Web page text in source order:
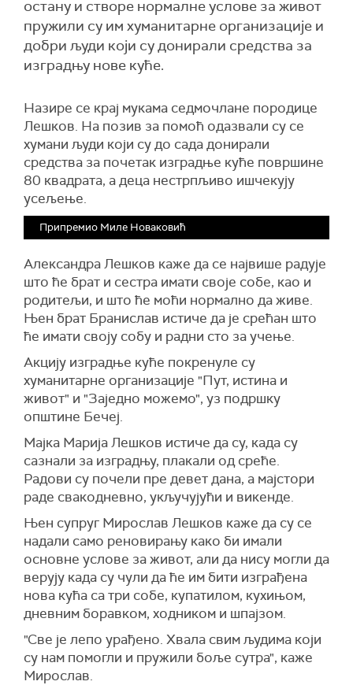
остану и створе нормалне услове за живот
пружили су им хуманитарне организације и
добри људи који су донирали средства за
изградњу нове куће.
Назире се крај мукама седмочлане породице
Лешков. На позив за помоћ одазвали су се
хумани људи који су до сада донирали
средства за почетак изградње куће површине
80 квадрата, а деца нестрпљиво ишчекују
усељење.
Припремио Миле Новаковић
Александра Лешков каже да се највише радује
што ће брат и сестра имати своје собе, као и
родитељи, и што ће моћи нормално да живе.
Њен брат Бранислав истиче да је срећан што
ће имати своју собу и радни сто за учење.
Акцију изградње куће покренуле су
хуманитарне организације "Пут, истина и
живот" и "Заједно можемо", уз подршку
општине Бечеј.
Мајка Марија Лешков истиче да су, када су
сазнали за изградњу, плакали од среће.
Радови су почели пре девет дана, а мајстори
раде свакодневно, укључујући и викенде.
Њен супруг Мирослав Лешков каже да су се
надали само реновирању како би имали
основне услове за живот, али да нису могли да
верују када су чули да ће им бити изграђена
нова кућа са три собе, купатилом, кухињом,
дневним боравком, ходником и шпајзом.
"Све је лепо урађено. Хвала свим људима који
су нам помогли и пружили боље сутра", каже
Мирослав.